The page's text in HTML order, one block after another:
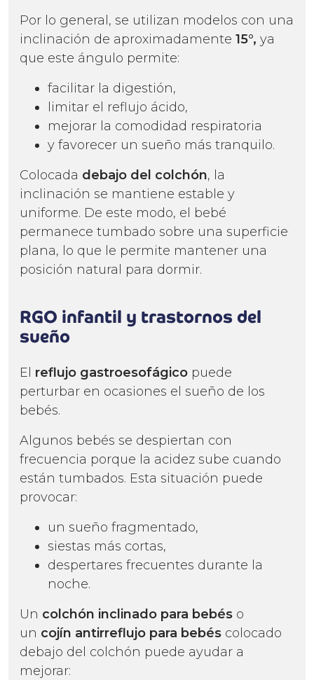
Por lo general, se utilizan modelos con una
inclinación de aproximadamente 15°, ya
que este ángulo permite:
facilitar la digestión,
limitar el reflujo ácido,
mejorar la comodidad respiratoria
y favorecer un sueño más tranquilo.
Colocada debajo del colchón, la
inclinación se mantiene estable y
uniforme. De este modo, el bebé
permanece tumbado sobre una superficie
plana, lo que le permite mantener una
posición natural para dormir.
RGO infantil y trastornos del
sueño
El reflujo gastroesofágico puede
perturbar en ocasiones el sueño de los
bebés.
Algunos bebés se despiertan con
frecuencia porque la acidez sube cuando
están tumbados. Esta situación puede
provocar:
un sueño fragmentado,
siestas más cortas,
despertares frecuentes durante la
noche.
Un colchón inclinado para bebés o
un cojín antirreflujo para bebés colocado
debajo del colchón puede ayudar a
mejorar: